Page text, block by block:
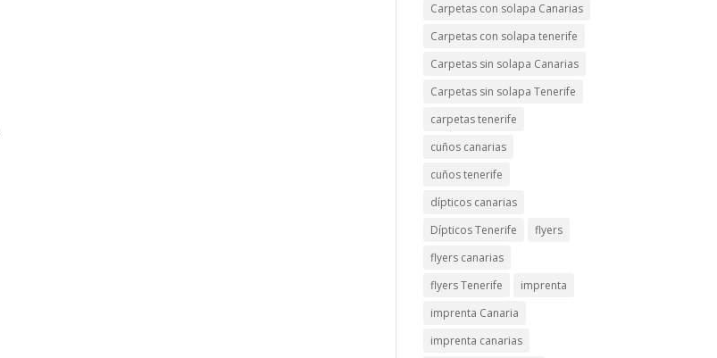
Carpetas con solapa Canarias
Carpetas con solapa tenerife
Carpetas sin solapa Canarias
Carpetas sin solapa Tenerife
carpetas tenerife
cuños canarias
cuños tenerife
dípticos canarias
Dípticos Tenerife
flyers
flyers canarias
flyers Tenerife
imprenta
imprenta Canaria
imprenta canarias